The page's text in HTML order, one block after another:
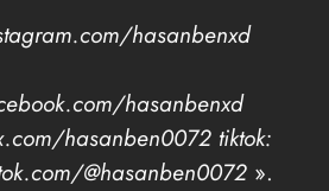
hasanbenxd
hasanbenxd
hasanben0072 tiktok:
@hasanben0072 ».